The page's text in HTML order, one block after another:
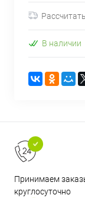
В наличии
Принимаем
круглосуточно